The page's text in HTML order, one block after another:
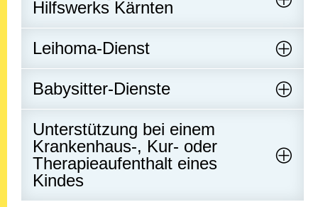
Hilfswerks Kärnten
Leihoma-Dienst
Babysitter-Dienste
Unterstützung bei einem
Krankenhaus-, Kur- oder
Therapieaufenthalt eines
Kindes